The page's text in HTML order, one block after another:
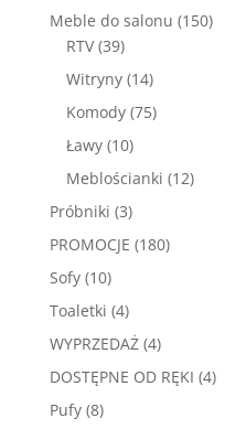
Meble do salonu 150150
RTV 3939
produktów
Witryny 1414
produktów
Komody 7575
Ławy 1010
produktów
Meblościanki 1212
Próbniki 33
produkty
PROMOCJE 180180
Sofy 1010
produktów
Toaletki 44
produkty
WYPRZEDAŻ 44
produkty
DOSTĘPNE OD RĘKI 44
Pufy 88